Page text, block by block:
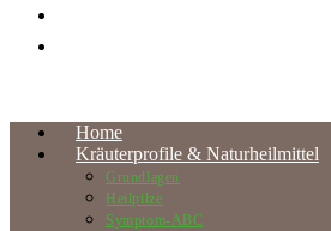
Home
Kräuterprofile & Naturheilmittel
Grundlagen
Heilpilze
Symptom-ABC